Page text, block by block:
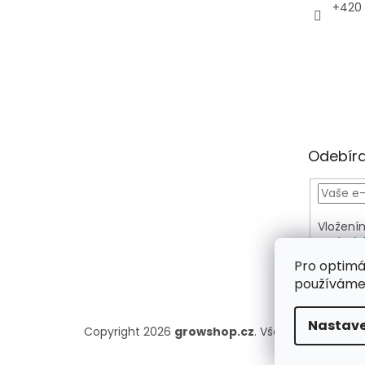
Pro
+420
SE
Copyright 2026 growshop.cz. Všechna práva